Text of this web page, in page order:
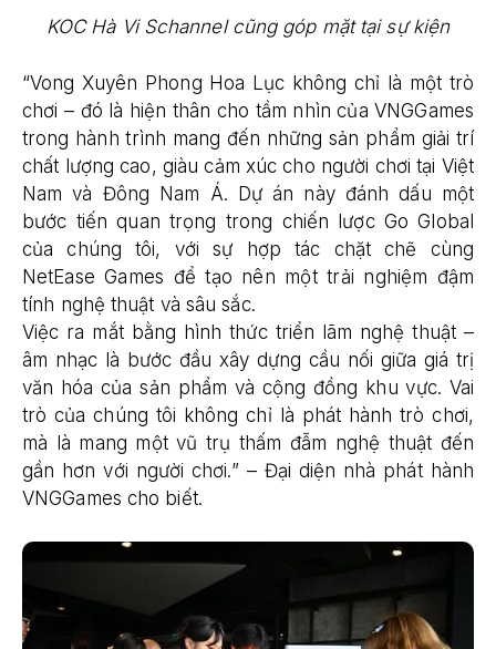
KOC Hà Vi Schannel cũng góp mặt tại sự kiện
“Vong Xuyên Phong Hoa Lục không chỉ là một trò
chơi – đó là hiện thân cho tầm nhìn của VNGGames
trong hành trình mang đến những sản phẩm giải trí
chất lượng cao, giàu cảm xúc cho người chơi tại Việt
Nam và Đông Nam Á. Dự án này đánh dấu một
bước tiến quan trọng trong chiến lược Go Global
của chúng tôi, với sự hợp tác chặt chẽ cùng
NetEase Games để tạo nên một trải nghiệm đậm
tính nghệ thuật và sâu sắc.
Việc ra mắt bằng hình thức triển lãm nghệ thuật –
âm nhạc là bước đầu xây dựng cầu nối giữa giá trị
văn hóa của sản phẩm và cộng đồng khu vực. Vai
trò của chúng tôi không chỉ là phát hành trò chơi,
mà là mang một vũ trụ thấm đẫm nghệ thuật đến
gần hơn với người chơi.” – Đại diện nhà phát hành
VNGGames cho biết.